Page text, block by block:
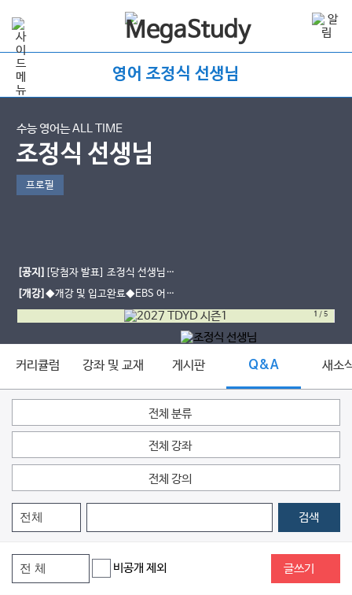
영어 조정식 선생님
수능 영어는 ALL TIME
조정식 선생님
프로필
[공지] [당첨자 발표] 조정식 선생님
여름방학 학습다짐 이벤트
[개강]◆개강 및 입고완료◆EBS 어휘
개강 - [2027] 의미에 유의해야 할
1 /5
커리큘럼 강좌 및 교재 게시판 Q&A 새소
전체 분류
전체 강좌
전체 강의
검색
비공개 제외 글쓰기